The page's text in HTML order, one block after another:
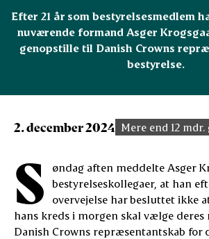
Efter 21 år som bestyrelsesmedlem
nuværende formand Asger
genopstille til Danish Crowns
bestyrelse.
2. december 2024 Mere end 12
S
øndag aften meddelte Asger
bestyrelseskollegaer, at han
overvejelse har besluttet ikke
hans kreds i morgen skal vælge
Danish Crowns repræsentantskab for